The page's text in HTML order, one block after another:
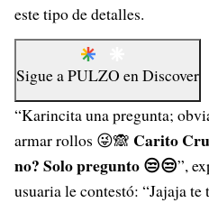
este tipo de detalles.
Sigue aPULZO enDiscover
“Karincita una pregunta;
armar rollos 😜🙈 Carito
no? Solo pregunto😒😒”,
usuaria le contestó: “Jajaja